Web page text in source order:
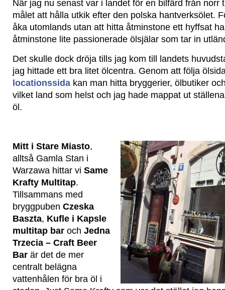
När jag nu senast var i landet för en bilfärd från norr
målet att hålla utkik efter den polska hantverksölet.
åka utomlands utan att hitta åtminstone ett hyffsat
åtminstone lite passionerade ölsjälar som tar in
Det skulle dock dröja tills jag kom till landets
jag hittade ett bra litet ölcentra. Genom att följa
locationssida kan man hitta bryggerier, ölbutiker
vilket land som helst och jag hade mappat ut
öl.
Mitt i Stare Miasto,
alltså Gamla Stan i
Warzawa hittar vi Same
Krafty Multitap.
Tillsammans med
bryggpuben Czeska
Baszta, Kufle i Kapsle
multitap bar och Jedna
Trzecia – Craft Beer
Bar är det de mer
centralt belägna
vattenhålen för bra öl i